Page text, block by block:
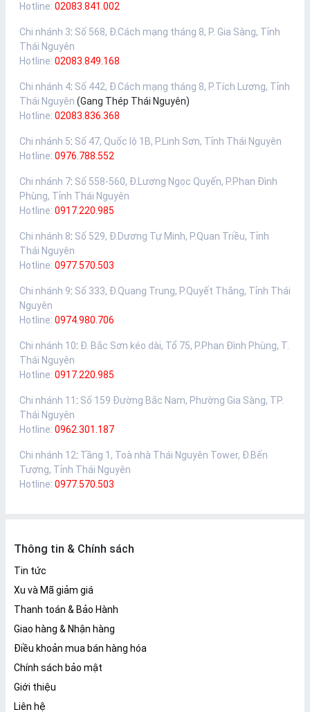
Hotline: 02083.841.002
Chi nhánh 3: Số 568, Đ.Cách mạng tháng 8, P. Gia Sàng, Tỉnh
Thái Nguyên
Hotline: 02083.849.168
Chi nhánh 4: Số 442, Đ.Cách mạng tháng 8, P.Tích Lương, Tỉnh
Thái Nguyên (Gang Thép Thái Nguyên)
Hotline: 02083.836.368
Chi nhánh 5: Số 47, Quốc lộ 1B, P.Linh Sơn, Tỉnh Thái Nguyên
Hotline: 0976.788.552
Chi nhánh 7: Số 558-560, Đ.Lương Ngọc Quyến, P.Phan Đình
Phùng, Tỉnh Thái Nguyên
Hotline: 0917.220.985
Chi nhánh 8: Số 529, Đ.Dương Tự Minh, P.Quan Triều, Tỉnh
Thái Nguyên
Hotline: 0977.570.503
Chi nhánh 9: Số 333, Đ.Quang Trung, P.Quyết Thắng, Tỉnh Thái
Nguyên
Hotline: 0974.980.706
Chi nhánh 10: Đ. Bắc Sơn kéo dài, Tổ 75, P.Phan Đình Phùng, T.
Thái Nguyên
Hotline: 0917.220.985
Chi nhánh 11 : Số 159 Đường Bắc Nam, Phường Gia Sàng, TP.
Thái Nguyên
Hotline: 0962.301.187
Chi nhánh 12: Tầng 1, Toà nhà Thái Nguyên Tower, Đ.Bến
Tượng, Tỉnh Thái Nguyên
Hotline: 0977.570.503
Thông tin & Chính sách
Tin tức
Xu và Mã giảm giá
Thanh toán & Bảo Hành
Giao hàng & Nhận hàng
Điều khoản mua bán hàng hóa
Chính sách bảo mật
Giới thiệu
Liên hệ